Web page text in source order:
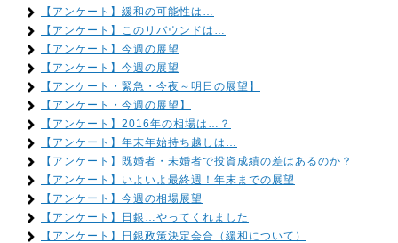
【アンケート】緩和の可能性は…
【アンケート】このリバウンドは…
【アンケート】今週の展望
【アンケート】今週の展望
【アンケート・緊急・今夜～明日の展望】
【アンケート・今週の展望】
【アンケート】2016年の相場は…？
【アンケート】年末年始持ち越しは…
【アンケート】既婚者・未婚者で投資成績の差はあるのか？
【アンケート】いよいよ最終週！年末までの展望
【アンケート】今週の相場展望
【アンケート】日銀…やってくれました
【アンケート】日銀政策決定会合（緩和について）